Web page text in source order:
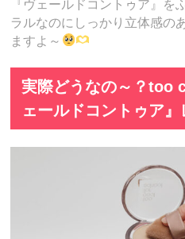
『ヴェールドコントゥア』を
ラルなのにしっかり立体感の
ますよ～
実際どうなの～？too
ェールドコントゥア』